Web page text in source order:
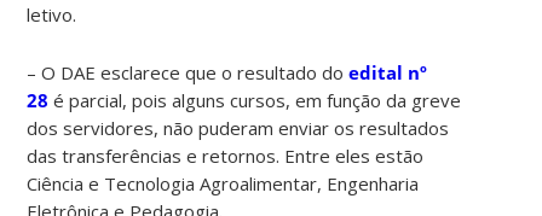
letivo.
– O DAE esclarece que o resultado doedital nº
28 é parcial, pois alguns cursos, em função da greve
dos servidores, não puderam enviar os resultados
das transferências e retornos. Entre eles estão
Ciência e Tecnologia Agroalimentar, Engenharia
Eletrônica e Pedagogia.